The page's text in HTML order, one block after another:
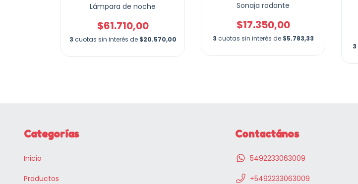
Lámpara de noche
$61.710,00
3 cuotas sin interés de $20.570,00
Sonaja rodante
$17.350,00
3 cuotas sin interés de $5.783,33
3
Categorías
Inicio
Productos
Contactános
5492233063009
+5492233063009